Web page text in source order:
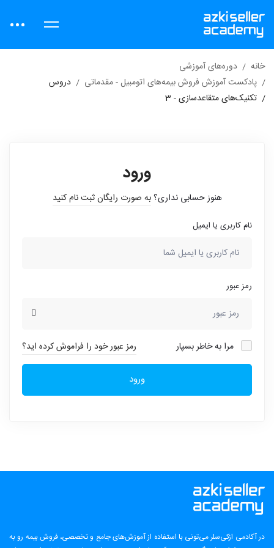
خانه
دوره‌های آموزشی
پادکست آموزش فروش بیمه‌های اتومبیل - مقدماتی
دروس
تکنیک‌های متقاعدسازی - 3
ورود
هنوز حسابی نداری؟به صورت رایگان ثبت نام کنید
نام کاربری یا ایمیل
رمز عبور
مرا به خاطر بسپار رمز عبور خود را فراموش کرده اید؟
ورود
در آکادمی ازکی‌سلر می‌تونی با استفاده از آموزش‌های جامع و تخصصی، فروش بیمه رو به